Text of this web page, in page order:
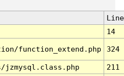
Line
14
function_extend.php 324
jzmysql.class.php
211